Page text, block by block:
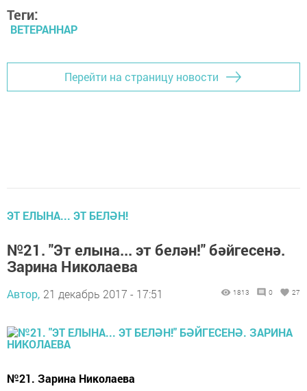
Теги:
ВЕТЕРАННАР
Перейти на страницу новости
ЭТ ЕЛЫНА... ЭТ БЕЛӘН!
№21. "Эт елына... эт белән!" бәйгесенә.
Зарина Николаева
Автор, 21 декабрь 2017 - 17:51 1813 0 27
№21. Зарина Николаева